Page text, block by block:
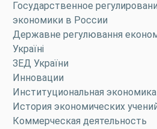
Государственное
экономики в России
Державне регулювання
Україні
ЗЕД України
Инновации
Институциональная экономика
История экономических
Коммерческая деятельность